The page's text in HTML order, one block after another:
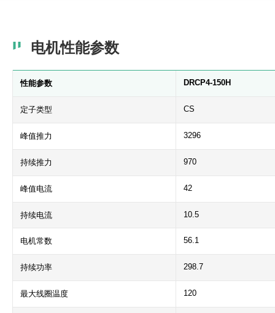
电机性能参数
性能参数 DRCP4-150H
定子类型 CS
峰值推力 3296
持续推力 970
峰值电流 42
持续电流 10.5
电机常数 56.1
持续功率 298.7
最大线圈温度 120